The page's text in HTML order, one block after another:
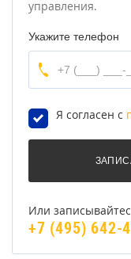
управления.
Укажите телефон
Я согласен с
Или
+7 (495) 642-